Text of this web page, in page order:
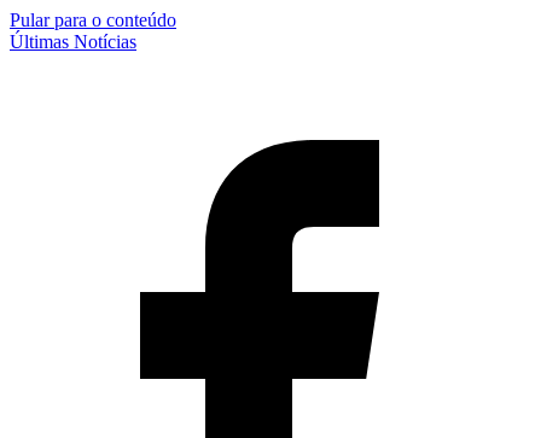
Pular para o conteúdo
Últimas Notícias